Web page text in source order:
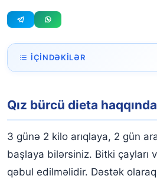
İÇINDƏKILƏR
Qız bürcü dieta haqqında
3 günə 2 kilo arıqlaya, 2 gün
başlaya bilərsiniz. Bitki çayları
qəbul edilməlidir. Dəstək